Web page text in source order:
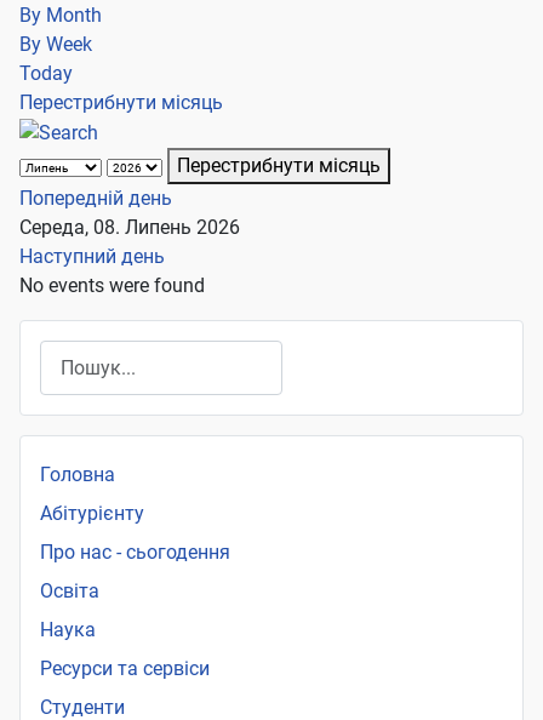
By Month
By Week
Today
Перестрибнути місяць
Перестрибнути місяць
Попередній день
Середа, 08. Липень 2026
Наступний день
No events were found
Головна
Абітурієнту
Про нас - сьогодення
Освіта
Наука
Ресурси та сервіси
Студенти